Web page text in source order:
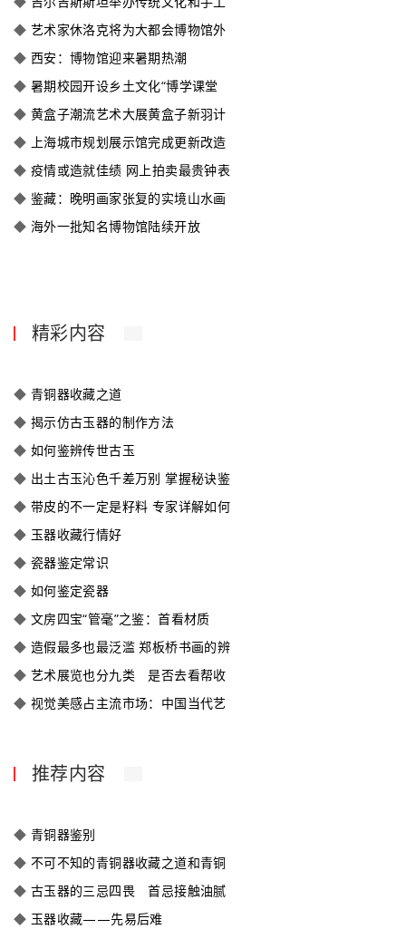
◆ 艺术家休洛克将为大都会博物馆外
◆ 西安：博物馆迎来暑期热潮
◆ 暑期校园开设乡土文化“博学课堂
◆ 黄盒子潮流艺术大展黄盒子新羽计
◆ 上海城市规划展示馆完成更新改造
◆ 疫情或造就佳绩 网上拍卖最贵钟表
◆ 鉴藏：晚明画家张复的实境山水画
◆ 海外一批知名博物馆陆续开放
精彩内容
◆ 青铜器收藏之道
◆ 揭示仿古玉器的制作方法
◆ 如何鉴辨传世古玉
◆ 出土古玉沁色千差万别 掌握秘诀鉴
◆ 带皮的不一定是籽料 专家详解如何
◆ 玉器收藏行情好
◆ 瓷器鉴定常识
◆ 如何鉴定瓷器
◆ 文房四宝“管毫”之鉴：首看材质
◆ 造假最多也最泛滥 郑板桥书画的辨
◆ 艺术展览也分九类 是否去看帮收
◆ 视觉美感占主流市场：中国当代艺
推荐内容
◆ 青铜器鉴别
◆ 不可不知的青铜器收藏之道和青铜
◆ 古玉器的三忌四畏 首忌接触油腻
◆ 玉器收藏——先易后难